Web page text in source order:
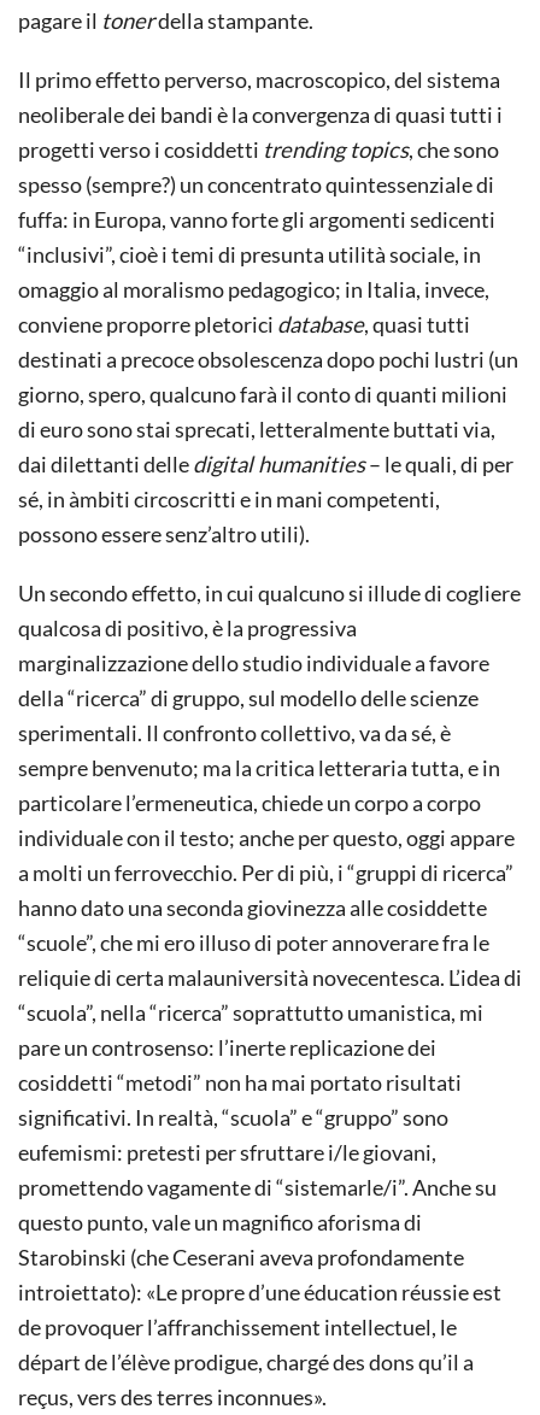
pagare il tonerdella stampante.
Il primo effetto perverso, macroscopico, del sistema
neoliberale dei bandi è la convergenza di quasi tutti i
progetti verso i cosiddetti trending topics, che sono
spesso (sempre?) un concentrato quintessenziale di
fuffa: in Europa, vanno forte gli argomenti sedicenti
“inclusivi”, cioè i temi di presunta utilità sociale, in
omaggio al moralismo pedagogico; in Italia, invece,
conviene proporre pletorici database, quasi tutti
destinati a precoce obsolescenza dopo pochi lustri (un
giorno, spero, qualcuno farà il conto di quanti milioni
di euro sono stai sprecati, letteralmente buttati via,
dai dilettanti delledigital humanities– le quali, di per
sé, in àmbiti circoscritti e in mani competenti,
possono essere senz’altro utili).
Un secondo effetto, in cui qualcuno si illude di cogliere
qualcosa di positivo, è la progressiva
marginalizzazione dello studio individuale a favore
della “ricerca” di gruppo, sul modello delle scienze
sperimentali. Il confronto collettivo, va da sé, è
sempre benvenuto; ma la critica letteraria tutta, e in
particolare l’ermeneutica, chiede un corpo a corpo
individuale con il testo; anche per questo, oggi appare
a molti un ferrovecchio. Per di più, i “gruppi di ricerca”
hanno dato una seconda giovinezza alle cosiddette
“scuole”, che mi ero illuso di poter annoverare fra le
reliquie di certa malauniversità novecentesca. L’idea di
“scuola”, nella “ricerca” soprattutto umanistica, mi
pare un controsenso: l’inerte replicazione dei
cosiddetti “metodi” non ha mai portato risultati
significativi. In realtà, “scuola” e “gruppo” sono
eufemismi: pretesti per sfruttare i/le giovani,
promettendo vagamente di “sistemarle/i”. Anche su
questo punto, vale un magnifico aforisma di
Starobinski (che Ceserani aveva profondamente
introiettato): «Le propre d’une éducation réussie est
de provoquer l’affranchissement intellectuel, le
départ de l’élève prodigue, chargé des dons qu’il a
reçus, vers des terres inconnues».